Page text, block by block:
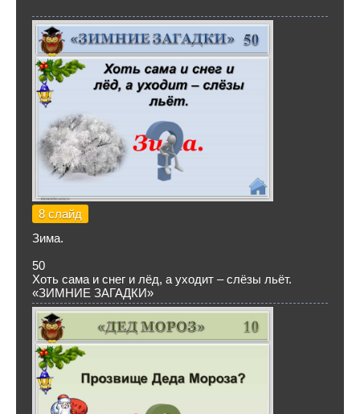
8 слайд
Зима.
50
Хоть сама и снег и лёд, а уходит – слёзы льёт.
«ЗИМНИЕ ЗАГАДКИ»